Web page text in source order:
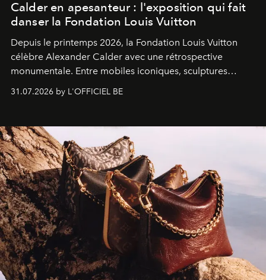
Calder en apesanteur : l'exposition qui fait
danser la Fondation Louis Vuitton
Depuis le printemps 2026, la Fondation Louis Vuitton
célèbre Alexander Calder avec une rétrospective
monumentale. Entre mobiles iconiques, sculptures
monumentales et poésie du mouvement, l'artiste
américain investit les espaces imaginés par Frank Gehry
sculpture.
31.07.2026 by L'OFFICIEL BE